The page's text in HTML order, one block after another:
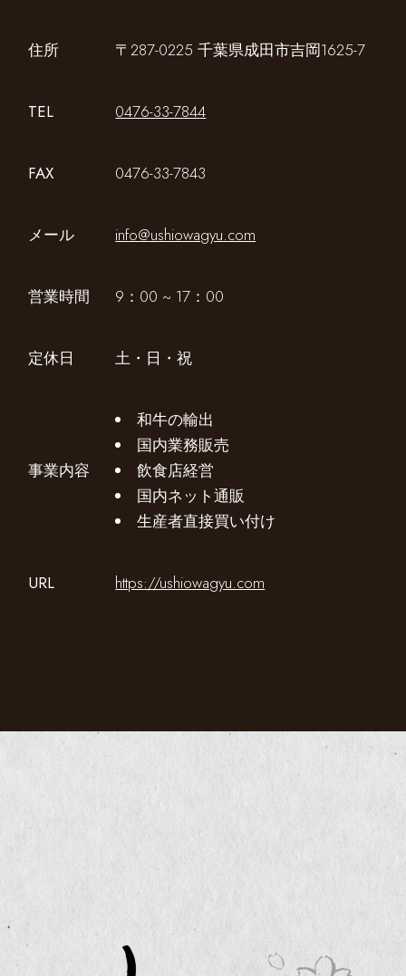
住所 〒287-0225 千葉県成田市吉岡1625-7
TEL 0476-33-7844
FAX 0476-33-7843
メール info@ushiowagyu.com
営業時間 9：00 ~ 17：00
定休日 土・日・祝
事業内容
和牛の輸出
国内業務販売
飲食店経営
国内ネット通販
生産者直接買い付け
URL https://ushiowagyu.com